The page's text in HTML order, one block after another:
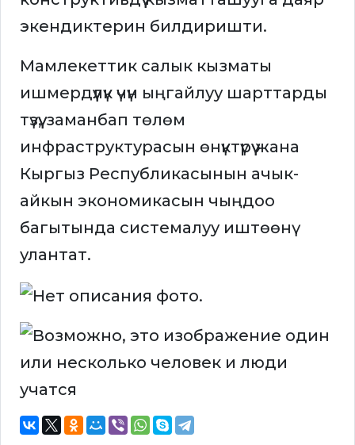
экендиктерин билдиришти.
Мамлекеттик салык кызматы
ишмердүүлүк үчүн ыңгайлуу шарттарды
түзүү, заманбап төлөм
инфраструктурасын өнүктүрүү жана
Кыргыз Республикасынын ачык-
айкын экономикасын чыңдоо
багытында системалуу иштөөнү
улантат.